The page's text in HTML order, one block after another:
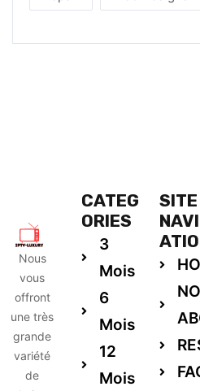
Nous
vous
offront
une très
grande
variété
de
CATEG
ORIES
3
Mois
6
Mois
12
Mois
SITE